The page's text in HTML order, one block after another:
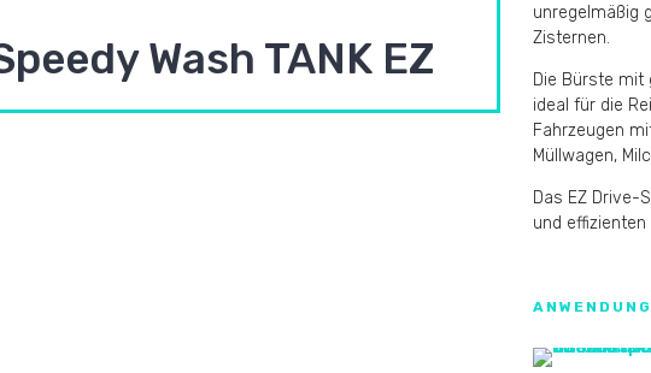
Wash TANK EZ
unregelmäßig
Zisternen.
Die Bürste
ideal für die
Fahrzeugen
Müllwagen,
Das EZ Drive-
und
ANWENDUNG